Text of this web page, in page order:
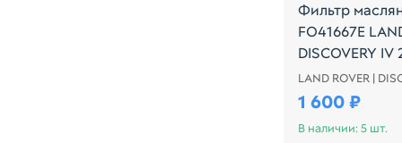
Фильтр
FO41667E
DISCOVERY IV
LAND ROVER |
1 600 ₽
В наличии: 5 шт.